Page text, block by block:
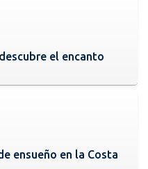
el encanto
ensueño en la Costa